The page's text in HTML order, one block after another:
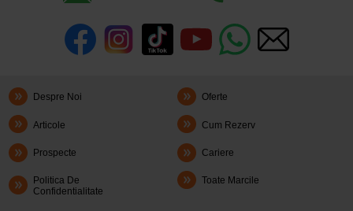
Despre Noi Oferte
Articole Cum Rezerv
Prospecte Cariere
Politica De
Confidentialitate
Toate Marcile